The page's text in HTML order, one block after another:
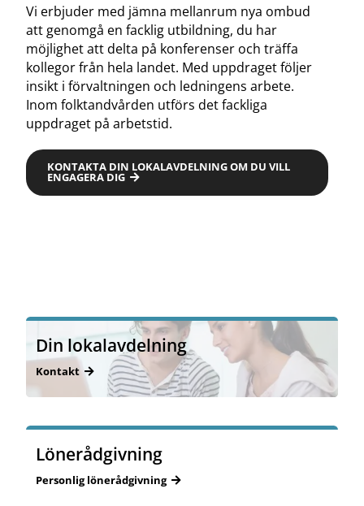
Vi erbjuder med jämna mellanrum nya ombud
att genomgå en facklig utbildning, du har
möjlighet att delta på konferenser och träffa
kollegor från hela landet. Med uppdraget följer
insikt i förvaltningen och ledningens arbete.
Inom folktandvården utförs det fackliga
uppdraget på arbetstid.
KONTAKTA DIN LOKALAVDELNING OM DU VILL
ENGAGERA DIG
Din lokalavdelning
Kontakt
Lönerådgivning
Personlig lönerådgivning